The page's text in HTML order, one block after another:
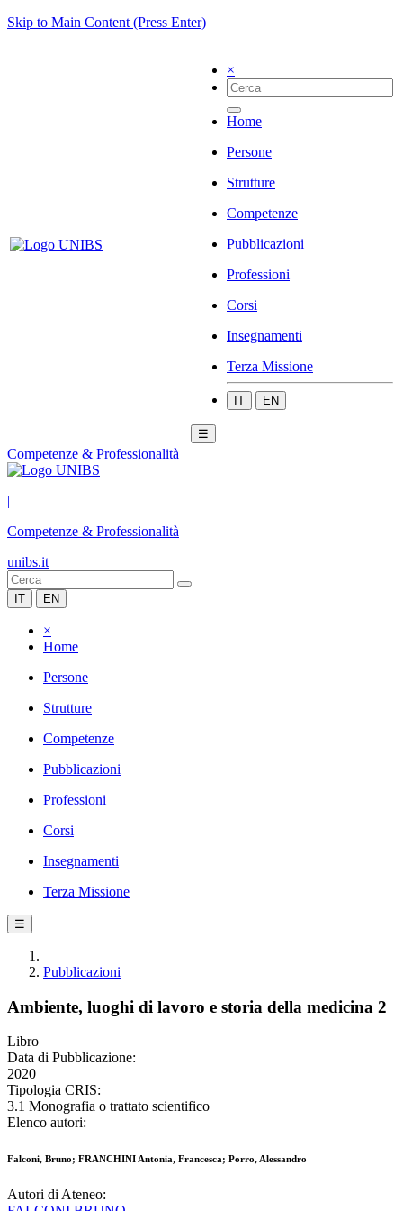
Skip to Main Content (Press Enter)
×
Home
Persone
Strutture
Competenze
Pubblicazioni
Professioni
Corsi
Insegnamenti
Terza Missione
IT EN
☰
Competenze & Professionalità
|
Competenze & Professionalità
unibs.it
IT EN
×
Home
Persone
Strutture
Competenze
Pubblicazioni
Professioni
Corsi
Insegnamenti
Terza Missione
☰
Pubblicazioni
Ambiente, luoghi di lavoro e storia della medicina 2
Libro
Data di Pubblicazione:
2020
Tipologia CRIS:
3.1 Monografia o trattato scientifico
Elenco autori:
Falconi, Bruno; FRANCHINI Antonia, Francesca; Porro, Alessandro
Autori di Ateneo: